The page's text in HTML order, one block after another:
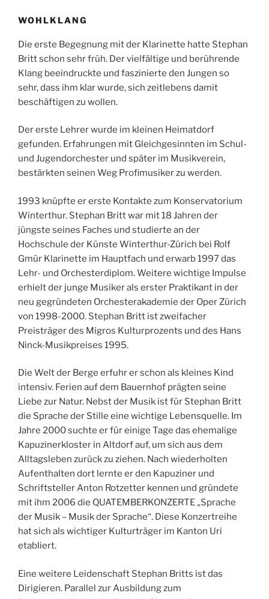
WOHLKLANG
Die erste Begegnung mit der Klarinette hatte Stephan
Britt schon sehr früh. Der vielfältige und berührende
Klang beeindruckte und faszinierte den Jungen so
sehr, dass ihm klar wurde, sich zeitlebens damit
beschäftigen zu wollen.
Der erste Lehrer wurde im kleinen Heimatdorf
gefunden. Erfahrungen mit Gleichgesinnten im Schul-
und Jugendorchester und später im Musikverein,
bestärkten seinen Weg Profimusiker zu werden.
1993 knüpfte er erste Kontakte zum Konservatorium
Winterthur. Stephan Britt war mit 18 Jahren der
jüngste seines Faches und studierte an der
Hochschule der Künste Winterthur-Zürich bei Rolf
Gmür Klarinette im Hauptfach und erwarb 1997 das
Lehr- und Orchesterdiplom. Weitere wichtige Impulse
erhielt der junge Musiker als erster Praktikant in der
neu gegründeten Orchesterakademie der Oper Zürich
von 1998-2000. Stephan Britt ist zweifacher
Preisträger des Migros Kulturprozents und des Hans
Ninck-Musikpreises 1995.
Die Welt der Berge erfuhr er schon als kleines Kind
intensiv. Ferien auf dem Bauernhof prägten seine
Liebe zur Natur. Nebst der Musik ist für Stephan Britt
die Sprache der Stille eine wichtige Lebensquelle. Im
Jahre 2000 suchte er für einige Tage das ehemalige
Kapuzinerkloster in Altdorf auf, um sich aus dem
Alltagsleben zurück zu ziehen. Nach wiederholten
Aufenthalten dort lernte er den Kapuziner und
Schriftsteller Anton Rotzetter kennen und gründete
mit ihm 2006 die QUATEMBERKONZERTE „Sprache
der Musik – Musik der Sprache“. Diese Konzertreihe
hat sich als wichtiger Kulturträger im Kanton Uri
etabliert.
Eine weitere Leidenschaft Stephan Britts ist das
Dirigieren. Parallel zur Ausbildung zum